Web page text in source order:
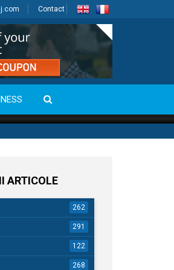
Contact
ARTICOLE
262
291
122
268